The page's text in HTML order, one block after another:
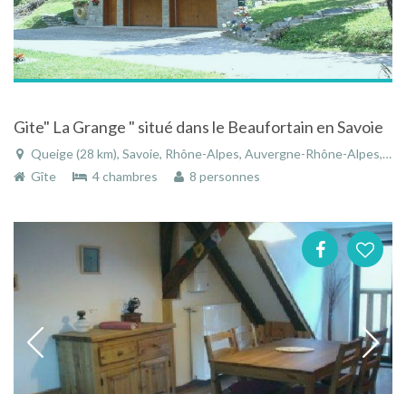
Gite" La Grange " situé dans le Beaufortain en Savoie
Queige (28 km), Savoie, Rhône-Alpes, Auvergne-Rhône-Alpes, France
Gîte
4 chambres 8 personnes